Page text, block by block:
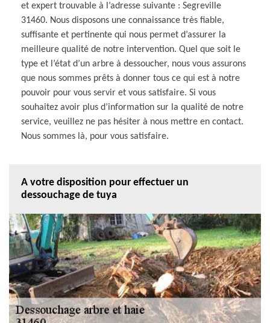
et expert trouvable à l’adresse suivante : Segreville
31460. Nous disposons une connaissance très fiable,
suffisante et pertinente qui nous permet d’assurer la
meilleure qualité de notre intervention. Quel que soit le
type et l’état d’un arbre à dessoucher, nous vous assurons
que nous sommes prêts à donner tous ce qui est à notre
pouvoir pour vous servir et vous satisfaire. Si vous
souhaitez avoir plus d’information sur la qualité de notre
service, veuillez ne pas hésiter à nous mettre en contact.
Nous sommes là, pour vous satisfaire.
A votre disposition pour effectuer un
dessouchage de tuya